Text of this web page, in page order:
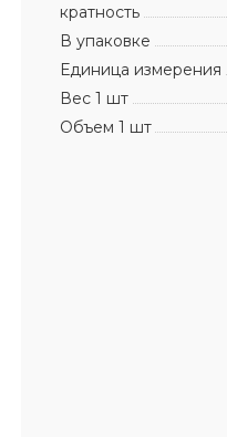
кратность
В упаковке
Единица измерения
Вес 1 шт
Объем 1 шт